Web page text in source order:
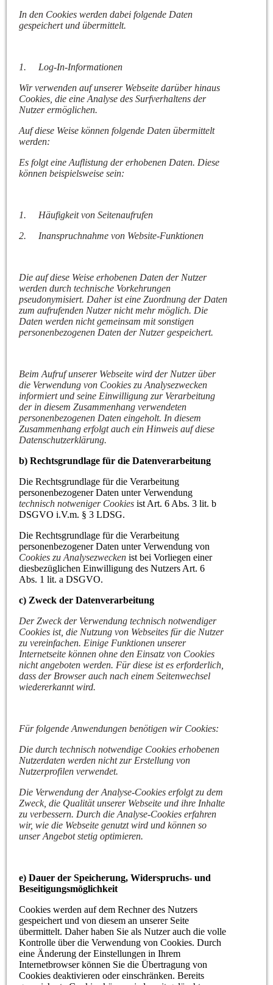
In den Cookies werden dabei folgende Daten
gespeichert und übermittelt.
1. Log-In-Informationen
Wir verwenden auf unserer Webseite darüber hinaus
Cookies, die eine Analyse des Surfverhaltens der
Nutzer ermöglichen.
Auf diese Weise können folgende Daten übermittelt
werden:
Es folgt eine Auflistung der erhobenen Daten. Diese
können beispielsweise sein:
1. Häufigkeit von Seitenaufrufen
2. Inanspruchnahme von Website-Funktionen
Die auf diese Weise erhobenen Daten der Nutzer
werden durch technische Vorkehrungen
pseudonymisiert. Daher ist eine Zuordnung der Daten
zum aufrufenden Nutzer nicht mehr möglich. Die
Daten werden nicht gemeinsam mit sonstigen
personenbezogenen Daten der Nutzer gespeichert.
Beim Aufruf unserer Webseite wird der Nutzer über
die Verwendung von Cookies zu Analysezwecken
informiert und seine Einwilligung zur Verarbeitung
der in diesem Zusammenhang verwendeten
personenbezogenen Daten eingeholt. In diesem
Zusammenhang erfolgt auch ein Hinweis auf diese
Datenschutzerklärung.
b) Rechtsgrundlage für die Datenverarbeitung
Die Rechtsgrundlage für die Verarbeitung
personenbezogener Daten unter Verwendung
technisch notweniger Cookies ist Art. 6 Abs. 3 lit. b
DSGVO i.V.m. § 3 LDSG.
Die Rechtsgrundlage für die Verarbeitung
personenbezogener Daten unter Verwendung von
Cookies zu Analysezwecken ist bei Vorliegen einer
diesbezüglichen Einwilligung des Nutzers Art. 6
Abs. 1 lit. a DSGVO.
c) Zweck der Datenverarbeitung
Der Zweck der Verwendung technisch notwendiger
Cookies ist, die Nutzung von Webseites für die Nutzer
zu vereinfachen. Einige Funktionen unserer
Internetseite können ohne den Einsatz von Cookies
nicht angeboten werden. Für diese ist es erforderlich,
dass der Browser auch nach einem Seitenwechsel
wiedererkannt wird.
Für folgende Anwendungen benötigen wir Cookies:
Die durch technisch notwendige Cookies erhobenen
Nutzerdaten werden nicht zur Erstellung von
Nutzerprofilen verwendet.
Die Verwendung der Analyse-Cookies erfolgt zu dem
Zweck, die Qualität unserer Webseite und ihre Inhalte
zu verbessern. Durch die Analyse-Cookies erfahren
wir, wie die Webseite genutzt wird und können so
unser Angebot stetig optimieren.
e) Dauer der Speicherung, Widerspruchs- und
Beseitigungsmöglichkeit
Cookies werden auf dem Rechner des Nutzers
gespeichert und von diesem an unserer Seite
übermittelt. Daher haben Sie als Nutzer auch die volle
Kontrolle über die Verwendung von Cookies. Durch
eine Änderung der Einstellungen in Ihrem
Internetbrowser können Sie die Übertragung von
Cookies deaktivieren oder einschränken. Bereits